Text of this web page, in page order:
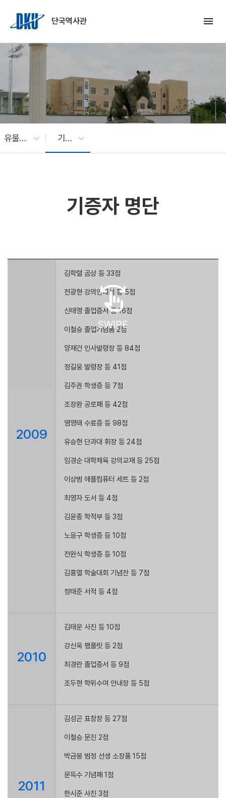
단국역사관
menu
유물기증 기증자 명단
기증자 명단
swipe
SWIPE
2009
김학렬 곰상 등 33점
전광현 강의안내서 등 5점
신태영 졸업증서 등 16점
이철승 졸업기념품 2점
양재건 인사발령장 등 84점
정길웅 발령장 등 41점
김주권 학생증 등 7점
조장환 공로패 등 42점
염영태 수료증 등 98점
유승현 단과대 휘장 등 24점
임경순 대학체육 강의교재 등 25점
이상범 애플컴퓨터 세트 등 2점
최영자 도서 등 4점
김윤종 학적부 등 3점
노응구 학생증 등 10점
전완식 학생증 등 10점
김홍열 학술대회 기념잔 등 7점
정태준 서적 등 4점
2010
김태운 사진 등 10점
강신욱 팸플릿 등 2점
최경란 졸업증서 등 9점
조두현 학위수여 안내장 등 5점
2011
김성곤 표창장 등 27점
이철승 문진 2점
박금봉 범정 선생 소장품 15점
문득수 기념패 1점
한시준 사진 3점